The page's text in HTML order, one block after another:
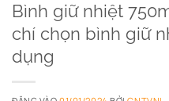
Bình giữ nhiệt
chí chọn bình giữ
dụng